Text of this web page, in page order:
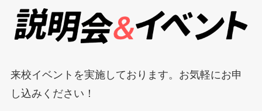
来校イベントを実施しております。お気軽にお申
し込みください！